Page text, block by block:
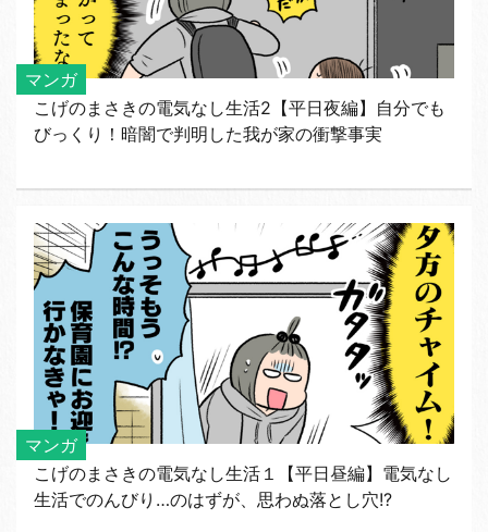
マンガ
こげのまさきの電気なし生活2【平日夜編】自分でも
びっくり！暗闇で判明した我が家の衝撃事実
マンガ
こげのまさきの電気なし生活１【平日昼編】電気なし
生活でのんびり…のはずが、思わぬ落とし穴!?